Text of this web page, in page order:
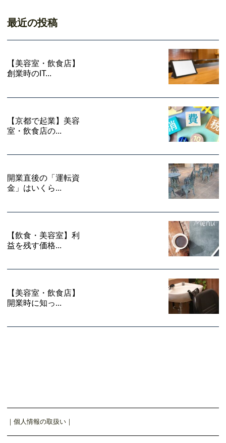
最近の投稿
【美容室・飲食店】
創業時のIT...
【京都で起業】美容
室・飲食店の...
開業直後の「運転資
金」はいくら...
【飲食・美容室】利
益を残す価格...
【美容室・飲食店】
開業時に知っ...
｜ 個人情報の取扱い ｜